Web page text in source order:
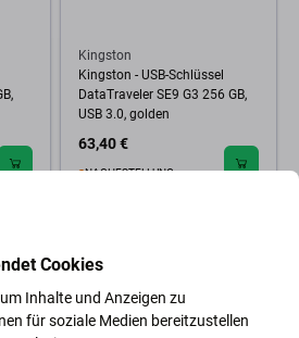
Kingston
Kingston - USB-Schlüssel
DataTraveler SE9 G3 256 GB,
USB 3.0, golden
63,40 €
NACHESTELLUNG
Cookies
Inhalte und Anzeigen zu
für soziale Medien bereitzustellen